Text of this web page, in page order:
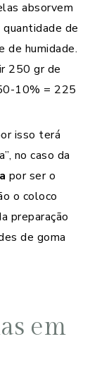
absorvem
quantidade de
de humidade.
250 gr de
10% = 225
isso terá
no caso da
por ser o
o coloco
preparação
de goma
em